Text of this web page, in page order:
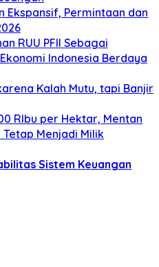
Ekspansif, Permintaan dan
RUU PFII Sebagai
Indonesia Berdaya
Kalah Mutu, tapi Banjir
RIbu per Hektar, Mentan
Menjadi Milik
Sistem Keuangan